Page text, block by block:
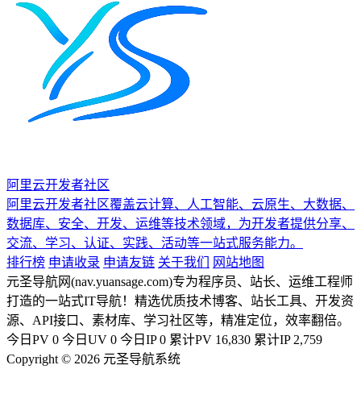
阿里云开发者社区
阿里云开发者社区覆盖云计算、人工智能、云原生、大数据、
数据库、安全、开发、运维等技术领域，为开发者提供分享、
交流、学习、认证、实践、活动等一站式服务能力。
排行榜 申请收录 申请友链 关于我们
网站地图
元圣导航网(nav.yuansage.com)专为程序员、站长、运维工程师
打造的一站式IT导航！精选优质技术博客、站长工具、开发资
源、API接口、素材库、学习社区等，精准定位，效率翻倍。
今日PV 0 今日UV 0 今日IP0 累计PV 16,830 累计IP 2,759
Copyright © 2026 元圣导航系统